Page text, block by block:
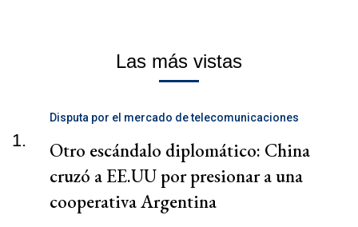
Las más vistas
1.
Disputa por el mercado de telecomunicaciones
Otro escándalo diplomático: China
cruzó a EE.UU por presionar a una
cooperativa Argentina